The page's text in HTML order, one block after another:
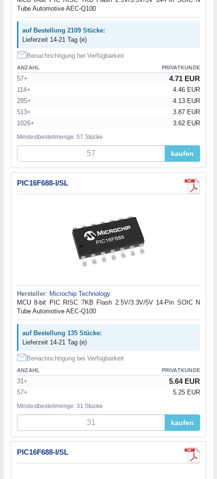
Tube Automotive AEC-Q100
auf Bestellung 2109 Stücke:
Lieferzeit 14-21 Tag (e)
Benachrichtigung bei Verfügbarkeit
ANZAHL PRIVATKUNDE
57+ 4.71 EUR
114+
4.46 EUR
285+
4.13 EUR
513+
3.87 EUR
1026+
3.62 EUR
Mindestbestellmenge: 57 Stücke
kaufen
PIC16F688-I/SL
Hersteller: Microchip Technology
MCU 8-bit PIC RISC 7KB Flash 2.5V/3.3V/5V 14-Pin SOIC N
Tube Automotive AEC-Q100
auf Bestellung 135 Stücke:
Lieferzeit 14-21 Tag (e)
Benachrichtigung bei Verfügbarkeit
ANZAHL PRIVATKUNDE
31+ 5.64 EUR
57+ 5.25 EUR
Mindestbestellmenge: 31 Stücke
kaufen
PIC16F688-I/SL